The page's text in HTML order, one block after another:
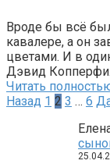
Вроде бы всё
кавалере, а он
цветами. И в
Дэвид
Читать
Пагинация
Назад 1 2 3 … 6